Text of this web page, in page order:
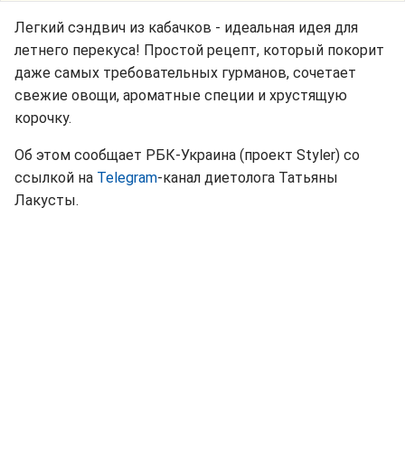
Легкий сэндвич из кабачков - идеальная идея для
летнего перекуса! Простой рецепт, который покорит
даже самых требовательных гурманов, сочетает
свежие овощи, ароматные специи и хрустящую
корочку.
Об этом сообщает РБК-Украина (проект Styler) со
ссылкой на Telegram-канал диетолога Татьяны
Лакусты.